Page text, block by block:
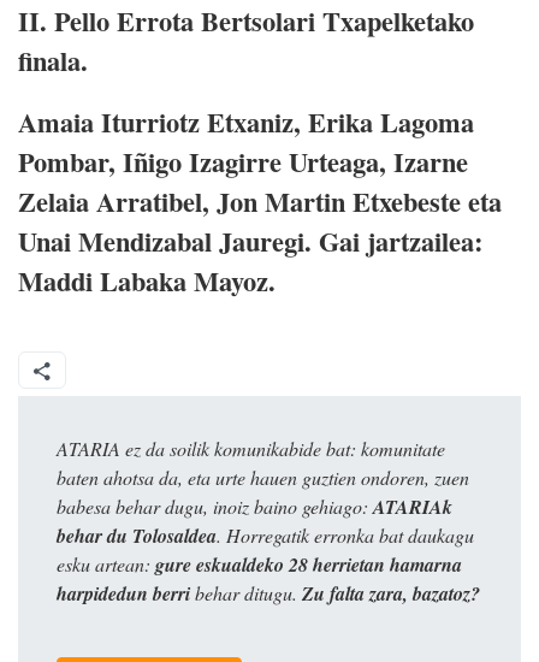
II. Pello Errota Bertsolari Txapelketako
finala.
Amaia Iturriotz Etxaniz, Erika Lagoma
Pombar, Iñigo Izagirre Urteaga, Izarne
Zelaia Arratibel, Jon Martin Etxebeste eta
Unai Mendizabal Jauregi. Gai jartzailea:
Maddi Labaka Mayoz.
ATARIA ez da soilik komunikabide bat: komunitate
baten ahotsa da, eta urte hauen guztien ondoren, zuen
babesa behar dugu, inoiz baino gehiago: ATARIAk
behar du Tolosaldea. Horregatik erronka bat daukagu
esku artean: gure eskualdeko 28 herrietan hamarna
harpidedun berribehar ditugu. Zu falta zara, bazatoz?